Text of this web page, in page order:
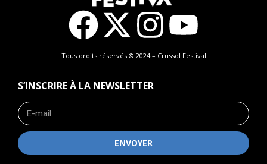
Tous droits réservés © 2024 – Crussol Festival
S’INSCRIRE À LA NEWSLETTER
ENVOYER